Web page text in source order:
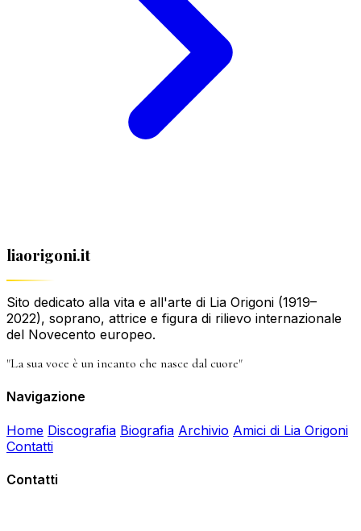
liaorigoni.it
Sito dedicato alla vita e all'arte di Lia Origoni (1919–
2022), soprano, attrice e figura di rilievo internazionale
del Novecento europeo.
"La sua voce è un incanto che nasce dal cuore"
Navigazione
Home Discografia Biografia Archivio Amici di Lia Origoni
Contatti
Contatti